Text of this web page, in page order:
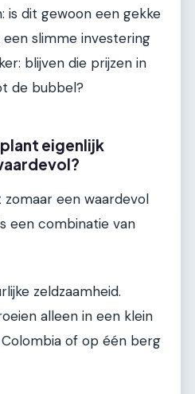
is dit gewoon een gekke
slimme investering
blijven die prijzen in
de bubbel?
eigenlijk
een waardevol
een combinatie van
zeldzaamheid.
alleen in een klein
of op één berg